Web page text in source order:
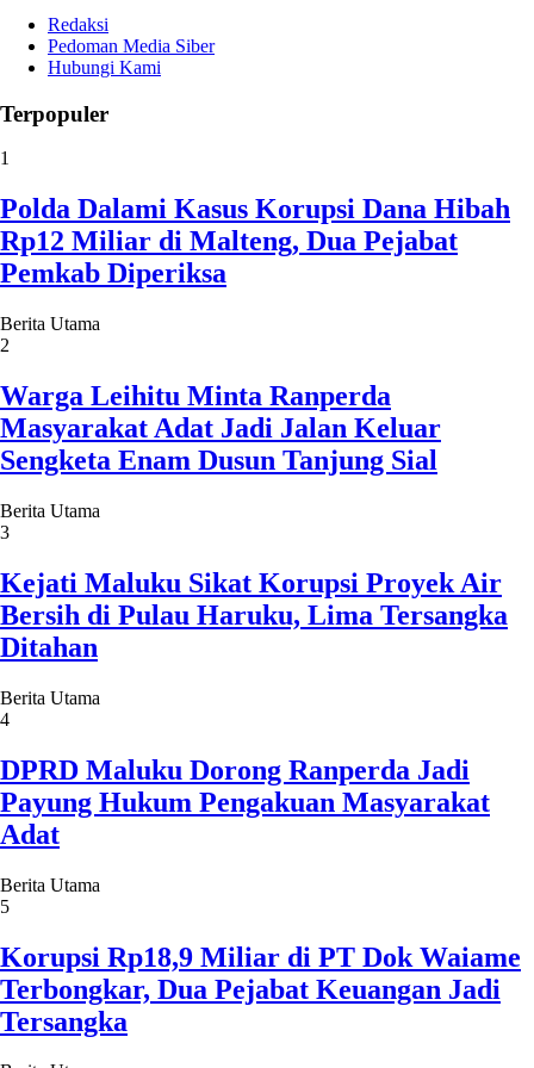
Redaksi
Pedoman Media Siber
Hubungi Kami
Terpopuler
1
Polda Dalami Kasus Korupsi Dana Hibah
Rp12 Miliar di Malteng, Dua Pejabat
Pemkab Diperiksa
Berita Utama
2
Warga Leihitu Minta Ranperda
Masyarakat Adat Jadi Jalan Keluar
Sengketa Enam Dusun Tanjung Sial
Berita Utama
3
Kejati Maluku Sikat Korupsi Proyek Air
Bersih di Pulau Haruku, Lima Tersangka
Ditahan
Berita Utama
4
DPRD Maluku Dorong Ranperda Jadi
Payung Hukum Pengakuan Masyarakat
Adat
Berita Utama
5
Korupsi Rp18,9 Miliar di PT Dok Waiame
Terbongkar, Dua Pejabat Keuangan Jadi
Tersangka